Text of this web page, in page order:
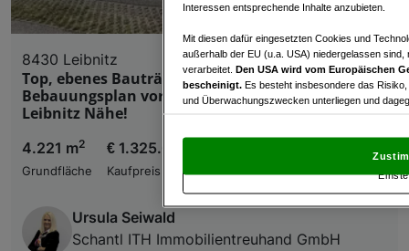
8430 Leibnitz
Top, ebenes Bauträgergrundstück mit BD 0,8 -
Bebauungsplan vorhanden - gute Lage - Kaindorf -
Leibnitz Nähe!
4.221 m2
Grundfläche
€ 1.325.000,00
Kaufpreis
Ursula Seiwald
Schantl ITH Immobilientreuhand GmbH
Interessen entsprechende Inhalte anzubieten.
Mit diesen dafür eingesetzten Cookies und
außerhalb der EU (u.a. USA) niedergelassen
verarbeitet. Den USA wird vom Europäischen
bescheinigt. Es besteht insbesondere das
und Überwachungszwecken unterliegen und
und Widerspruch gegen die Verarbeitung auf der
„Cookie Einstellungen“, die sich auf jeder Seite